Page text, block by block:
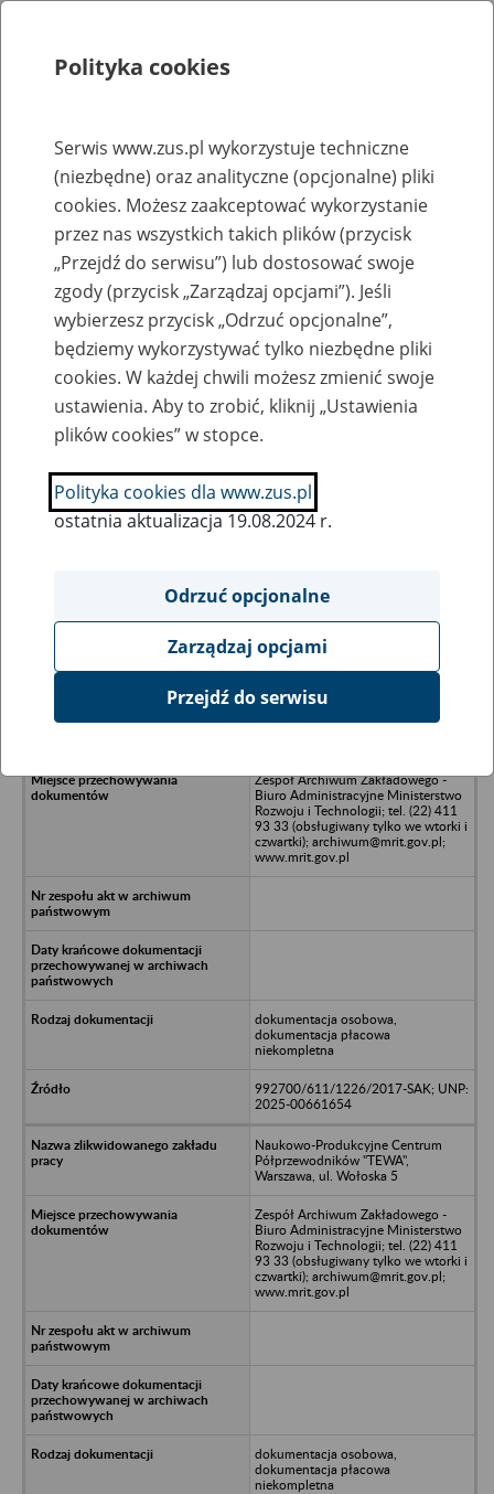
Rejestry, ewidencje i archiwa
Baza zlikwidowanych lub
przekształconych zakładów pracy
Nazwa zakładu pracy:
SZUKAJ
Ukryj wszystkie pozycje bazy
Fabryka Półprzewodników "TEWA",
Zespół Archiwum Zakładowego -
Biuro Administracyjne Ministerstwo
Rozwoju i Technologii; tel. (22) 411
93 33 (obsługiwany tylko we wtorki i
czwartki); archiwum@mrit.gov.pl;
www.mrit.gov.pl
dokumentacja osobowa,
dokumentacja płacowa
niekompletna
992700/611/1226/2017-SAK; UNP:
2025-00661654
Naukowo-Produkcyjne Centrum
Półprzewodników "TEWA",
Warszawa, ul. Wołoska 5
Zespół Archiwum Zakładowego -
Biuro Administracyjne Ministerstwo
Rozwoju i Technologii; tel. (22) 411
93 33 (obsługiwany tylko we wtorki i
czwartki); archiwum@mrit.gov.pl;
www.mrit.gov.pl
dokumentacja osobowa,
dokumentacja płacowa
niekompletna
Polityka cookies
Serwis www.zus.pl wykorzystuje techniczne
(niezbędne) oraz analityczne (opcjonalne) pliki
cookies. Możesz zaakceptować wykorzystanie
przez nas wszystkich takich plików (przycisk
„Przejdź do serwisu”) lub dostosować swoje
zgody (przycisk „Zarządzaj opcjami”). Jeśli
wybierzesz przycisk „Odrzuć opcjonalne”,
będziemy wykorzystywać tylko niezbędne pliki
cookies. W każdej chwili możesz zmienić swoje
ustawienia. Aby to zrobić, kliknij „Ustawienia
plików cookies” w stopce.
Polityka cookies dla www.zus.pl
ostatnia aktualizacja 19.08.2024 r.
Odrzuć opcjonalne
Zarządzaj opcjami
Przejdź do serwisu